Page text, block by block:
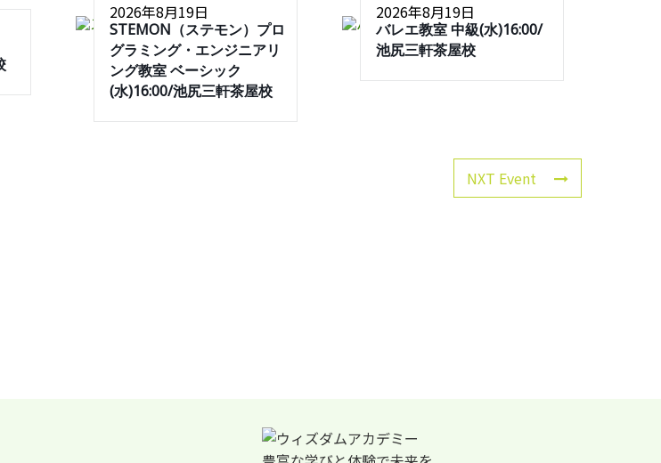
2026年8月19日
STEMON（ステモン）プロ
グラミング・エンジニアリ
ング教室 ベーシック
(水)16:00/池尻三軒茶屋校
2026年8月19日
バレエ教室 中級(水)16:00/
池尻三軒茶屋校
NXT Event